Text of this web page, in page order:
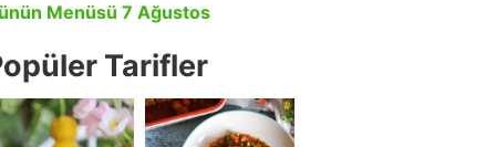
Menüsü 7 Ağustos
Tarifler